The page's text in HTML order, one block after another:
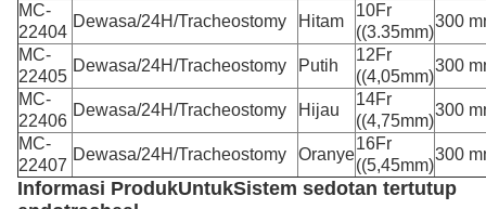
MC-
22404
Dewasa/24H/Tracheostomy Hitam
10Fr
((3.35mm)
300
MC-
22405
Dewasa/24H/Tracheostomy Putih
12Fr
((4,05mm)
300
MC-
22406
Dewasa/24H/Tracheostomy Hijau
14Fr
((4,75mm)
300
MC-
22407
Dewasa/24H/Tracheostomy Oranye
16Fr
((5,45mm)
300
Informasi ProdukUntukSistem sedotan tertutup